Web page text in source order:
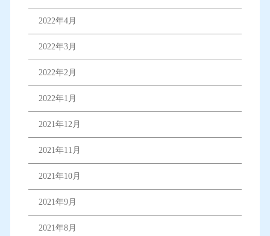
2022年4月
2022年3月
2022年2月
2022年1月
2021年12月
2021年11月
2021年10月
2021年9月
2021年8月